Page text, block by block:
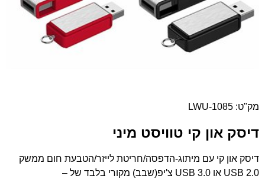
מק"ט: LWU-1085
דיסק און קי טוויסט מיני
דיסק און קי עם מיתוג-הדפסה/חריטת לייזר/הטבעת חום ממשק
USB 2.0 או USB 3.0 צ′יפ(שבב) מקורי בלבד של –